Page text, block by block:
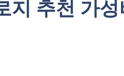
지 추천 가